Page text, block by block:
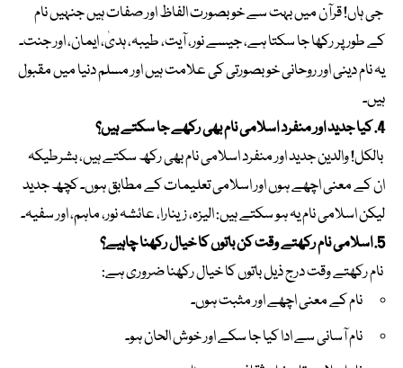
جی ہاں! قرآن میں بہت سے خوبصورت الفاظ اور صفات ہیں جنہیں نام
کے طور پر رکھا جا سکتا ہے، جیسے نور، آیت، طیبہ، ہدیٰ، ایمان، اور جنت۔
یہ نام دینی اور روحانی خوبصورتی کی علامت ہیں اور مسلم دنیا میں مقبول
ہیں۔
4. کیا جدید اور منفرد اسلامی نام بھی رکھے جا سکتے ہیں؟
بالکل! والدین جدید اور منفرد اسلامی نام بھی رکھ سکتے ہیں، بشرطیکہ
ان کے معنی اچھے ہوں اور اسلامی تعلیمات کے مطابق ہوں۔ کچھ جدید
لیکن اسلامی نام یہ ہو سکتے ہیں: الیزہ، زینارا، عائشہ نور، ماہم، اور سفیہ۔
5. اسلامی نام رکھتے وقت کن باتوں کا خیال رکھنا چاہیے؟
نام رکھتے وقت درج ذیل باتوں کا خیال رکھنا ضروری ہے:
نام کے معنی اچھے اور مثبت ہوں۔
نام آسانی سے ادا کیا جا سکے اور خوش الحان ہو۔